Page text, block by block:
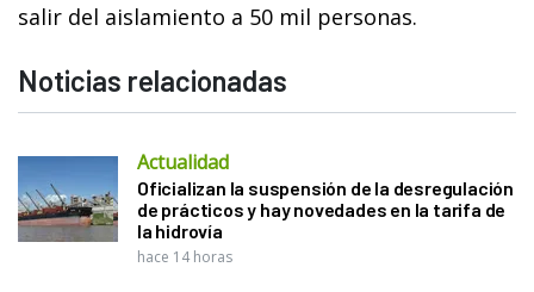
salir del aislamiento a 50 mil personas.
Noticias relacionadas
Actualidad
Oficializan la suspensión de la desregulación
de prácticos y hay novedades en la tarifa de
la hidrovía
hace 14 horas